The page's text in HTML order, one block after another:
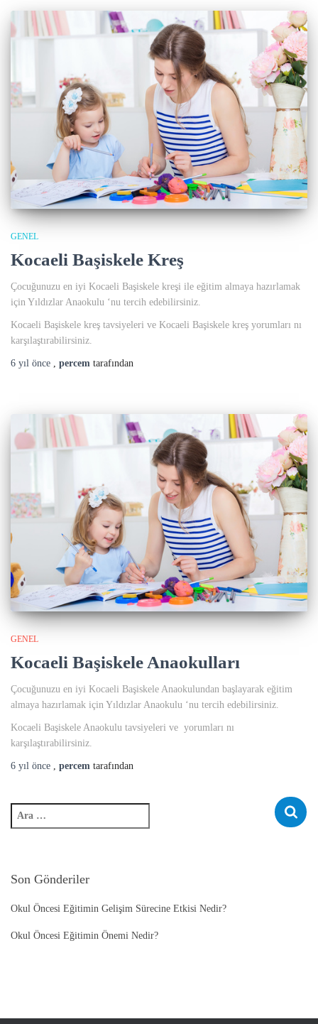
GENEL
Kocaeli Başiskele Kreş
Çocuğunuzu en iyi Kocaeli Başiskele kreşi ile eğitim almaya hazırlamak
için Yıldızlar Anaokulu ‘nu tercih edebilirsiniz.
Kocaeli Başiskele kreş tavsiyeleri ve Kocaeli Başiskele kreş yorumları nı
karşılaştırabilirsiniz.
6 yıl önce percem tarafından
GENEL
Kocaeli Başiskele Anaokulları
Çocuğunuzu en iyi Kocaeli Başiskele Anaokulundan başlayarak eğitim
almaya hazırlamak için Yıldızlar Anaokulu ‘nu tercih edebilirsiniz.
Kocaeli Başiskele Anaokulu tavsiyeleri ve yorumları nı
karşılaştırabilirsiniz.
6 yıl önce , percem tarafından
r
a
Son Gönderiler
Okul Öncesi Eğitimin Gelişim Sürecine Etkisi Nedir?
Okul Öncesi Eğitimin Önemi Nedir?